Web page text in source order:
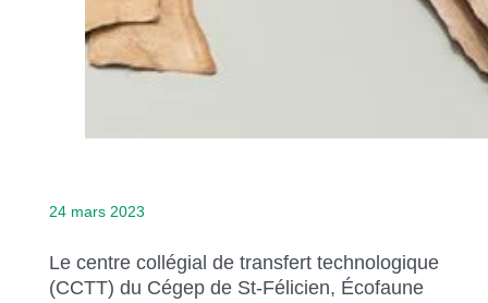
24 mars 2023
Le centre collégial de transfert technologique
(CCTT) du Cégep de St-Félicien, Écofaune